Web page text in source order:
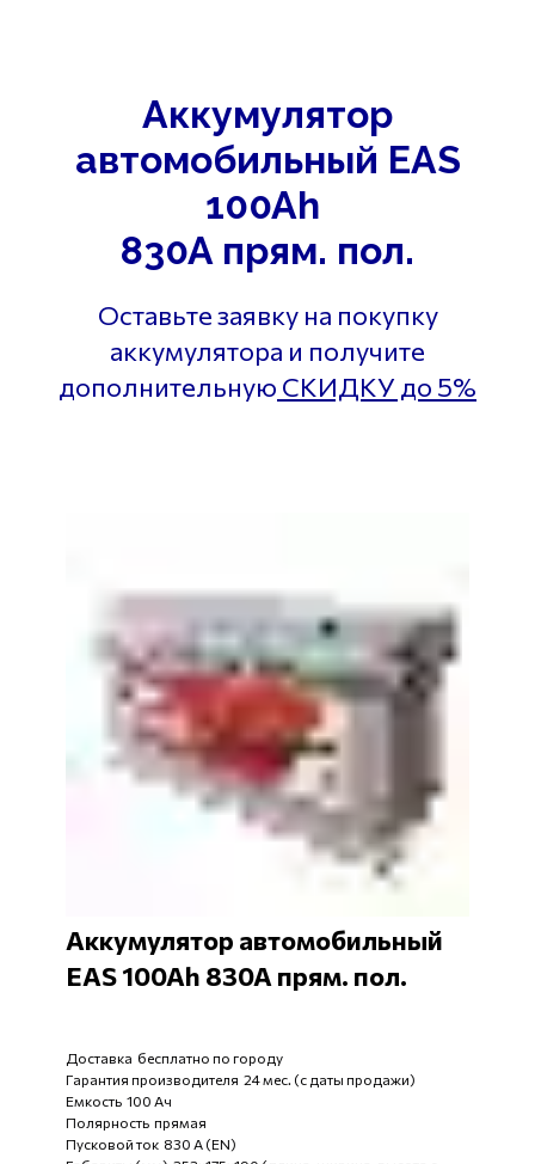
Аккумулятор
автомобильный EAS
100Ah
830A прям. пол.
Оставьте заявку на покупку
аккумулятора и получите
дополнительную СКИДКУ до 5%
Аккумулятор автомобильный
EAS 100Ah 830A прям. пол.
Доставка бесплатно по городу
Гарантия производителя 24 мес. (с даты продажи)
Емкость 100 Ач
Полярность прямая
Пусковой ток 830 А (EN)